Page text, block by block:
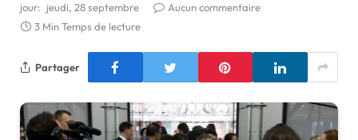
jour: jeudi, 28 septembre
Aucun commentaire
3 Min Temps de lecture
Partager